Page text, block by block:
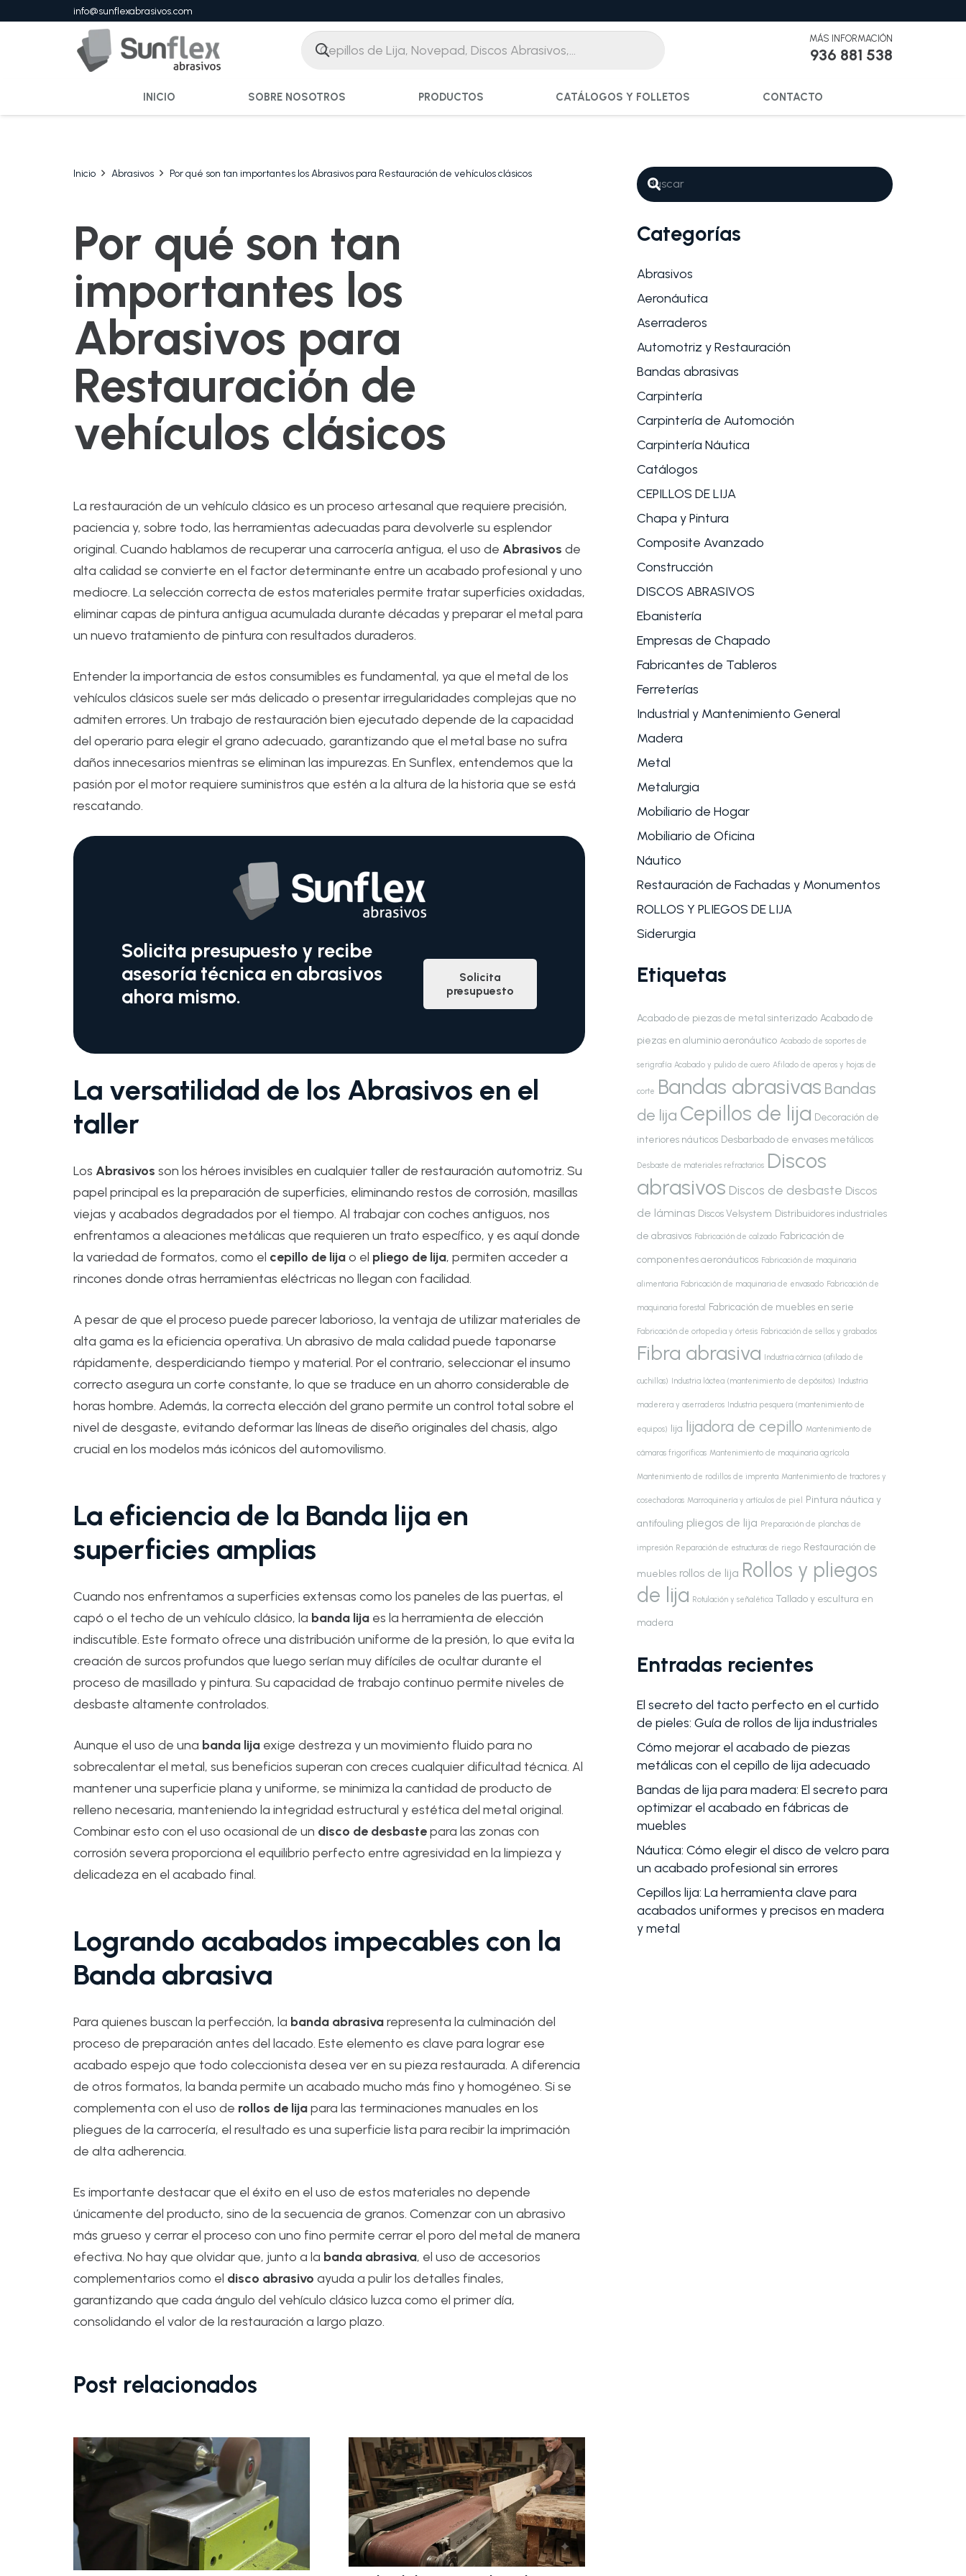
info@sunflexabrasivos.com
MÁS INFORMACIÓN
936 881 538
INICIO SOBRE NOSOTROS PRODUCTOS CATÁLOGOS Y FOLLETOS CONTACTO
Inicio Abrasivos Por qué son tan importantes los Abrasivos para Restauración de vehículos clásicos
Por qué son tan
importantes los
Abrasivos para
Restauración de
vehículos clásicos
La restauración de un vehículo clásico es un proceso artesanal que requiere precisión,
paciencia y, sobre todo, las herramientas adecuadas para devolverle su esplendor
original. Cuando hablamos de recuperar una carrocería antigua, el uso de Abrasivos de
alta calidad se convierte en el factor determinante entre un acabado profesional y uno
mediocre. La selección correcta de estos materiales permite tratar superficies oxidadas,
eliminar capas de pintura antigua acumulada durante décadas y preparar el metal para
un nuevo tratamiento de pintura con resultados duraderos.
Entender la importancia de estos consumibles es fundamental, ya que el metal de los
vehículos clásicos suele ser más delicado o presentar irregularidades complejas que no
admiten errores. Un trabajo de restauración bien ejecutado depende de la capacidad
del operario para elegir el grano adecuado, garantizando que el metal base no sufra
daños innecesarios mientras se eliminan las impurezas. En Sunflex, entendemos que la
pasión por el motor requiere suministros que estén a la altura de la historia que se está
rescatando.
Solicita presupuesto y recibe
asesoría técnica en abrasivos
ahora mismo.
Solicita
presupuesto
La versatilidad de los Abrasivos en el
taller
Los Abrasivos son los héroes invisibles en cualquier taller de restauración automotriz. Su
papel principal es la preparación de superficies, eliminando restos de corrosión, masillas
viejas y acabados degradados por el tiempo. Al trabajar con coches antiguos, nos
enfrentamos a aleaciones metálicas que requieren un trato específico, y es aquí donde
la variedad de formatos, como el cepillo de lijao el pliego de lija, permiten acceder a
rincones donde otras herramientas eléctricas no llegan con facilidad.
A pesar de que el proceso puede parecer laborioso, la ventaja de utilizar materiales de
alta gama es la eficiencia operativa. Un abrasivo de mala calidad puede taponarse
rápidamente, desperdiciando tiempo y material. Por el contrario, seleccionar el insumo
correcto asegura un corte constante, lo que se traduce en un ahorro considerable de
horas hombre. Además, la correcta elección del grano permite un control total sobre el
nivel de desgaste, evitando deformar las líneas de diseño originales del chasis, algo
crucial en los modelos más icónicos del automovilismo.
La eficiencia de la Banda lija en
superficies amplias
Cuando nos enfrentamos a superficies extensas como los paneles de las puertas, el
capó o el techo de un vehículo clásico, la banda lija es la herramienta de elección
indiscutible. Este formato ofrece una distribución uniforme de la presión, lo que evita la
creación de surcos profundos que luego serían muy difíciles de ocultar durante el
proceso de masillado y pintura. Su capacidad de trabajo continuo permite niveles de
desbaste altamente controlados.
Aunque el uso de una banda lija exige destreza y un movimiento fluido para no
sobrecalentar el metal, sus beneficios superan con creces cualquier dificultad técnica. Al
mantener una superficie plana y uniforme, se minimiza la cantidad de producto de
relleno necesaria, manteniendo la integridad estructural y estética del metal original.
Combinar esto con el uso ocasional de un disco de desbastepara las zonas con
corrosión severa proporciona el equilibrio perfecto entre agresividad en la limpieza y
delicadeza en el acabado final.
Logrando acabados impecables con la
Banda abrasiva
Para quienes buscan la perfección, la banda abrasivarepresenta la culminación del
proceso de preparación antes del lacado. Este elemento es clave para lograr ese
acabado espejo que todo coleccionista desea ver en su pieza restaurada. A diferencia
de otros formatos, la banda permite un acabado mucho más fino y homogéneo. Si se
complementa con el uso de rollos de lijapara las terminaciones manuales en los
pliegues de la carrocería, el resultado es una superficie lista para recibir la imprimación
de alta adherencia.
Es importante destacar que el éxito en el uso de estos materiales no depende
únicamente del producto, sino de la secuencia de granos. Comenzar con un abrasivo
más grueso y cerrar el proceso con uno fino permite cerrar el poro del metal de manera
efectiva. No hay que olvidar que, junto a la banda abrasiva, el uso de accesorios
complementarios como el disco abrasivo ayuda a pulir los detalles finales,
garantizando que cada ángulo del vehículo clásico luzca como el primer día,
consolidando el valor de la restauración a largo plazo.
Post relacionados
Categorías
Abrasivos
Aeronáutica
Aserraderos
Automotriz y Restauración
Bandas abrasivas
Carpintería
Carpintería de Automoción
Carpintería Náutica
Catálogos
CEPILLOS DE LIJA
Chapa y Pintura
Composite Avanzado
Construcción
DISCOS ABRASIVOS
Ebanistería
Empresas de Chapado
Fabricantes de Tableros
Ferreterías
Industrial y Mantenimiento General
Madera
Metal
Metalurgia
Mobiliario de Hogar
Mobiliario de Oficina
Náutico
Restauración de Fachadas y Monumentos
ROLLOS Y PLIEGOS DE LIJA
Siderurgia
Etiquetas
Acabado de piezas de metal sinterizado Acabado de
piezas en aluminio aeronáutico Acabado de soportes de
serigrafía Acabado y pulido de cuero Afilado de aperos y hojas de
corte Bandas abrasivas Bandas
de lija Cepillos de lija Decoración de
interiores náuticos Desbarbado de envases metálicos
Desbaste de materiales refractarios Discos
abrasivos Discos de desbaste Discos
de láminas Discos Velsystem Distribuidores industriales
de abrasivos Fabricación de calzado Fabricación de
componentes aeronáuticos Fabricación de maquinaria
alimentaria Fabricación de maquinaria de envasado Fabricación de
maquinaria forestal Fabricación de muebles en serie
Fabricación de ortopedia y órtesis Fabricación de sellos y grabados
Fibra abrasiva Industria cárnica (afilado de
cuchillas) Industria láctea (mantenimiento de depósitos) Industria
maderera y aserraderos Industria pesquera (mantenimiento de
equipos) lija lijadora de cepillo Mantenimiento de
cámaras frigoríficas Mantenimiento de maquinaria agrícola
Mantenimiento de rodillos de imprenta Mantenimiento de tractores y
cosechadoras Marroquinería y artículos de piel Pintura náutica y
antifouling pliegos de lija Preparación de planchas de
impresión Reparación de estructuras de riego Restauración de
muebles rollos de lija Rollos y pliegos
de lija Rotulación y señalética Tallado y escultura en
madera
Entradas recientes
El secreto del tacto perfecto en el curtido
de pieles: Guía de rollos de lija industriales
Cómo mejorar el acabado de piezas
metálicas con el cepillo de lija adecuado
Bandas de lija para madera: El secreto para
optimizar el acabado en fábricas de
muebles
Náutica: Cómo elegir el disco de velcro para
un acabado profesional sin errores
Cepillos lija: La herramienta clave para
acabados uniformes y precisos en madera
y metal